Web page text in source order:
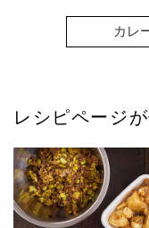
カレ
レシピページ